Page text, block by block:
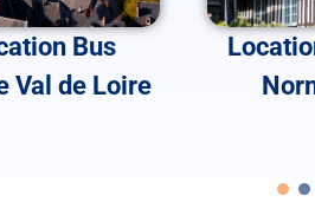
Bus
Val de Loire